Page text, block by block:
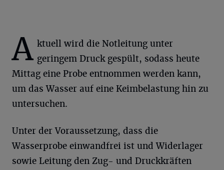
A ktuell wird die Notleitung unter
geringem Druck gespült, sodass heute
Mittag eine Probe entnommen werden kann,
um das Wasser auf eine Keimbelastung hin zu
untersuchen.
Unter der Voraussetzung, dass die
Wasserprobe einwandfrei ist und Widerlager
sowie Leitung den Zug- und Druckkräften